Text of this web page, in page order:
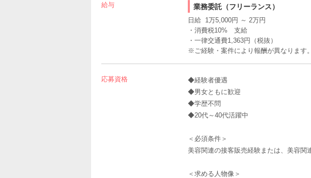
給与 業務委託（フリーランス）
日給 1万5,000円 ～ 2万円
・消費税10% 支給
・一律交通費1,363円（税抜）
※ご経験・案件により報酬が異なります。
応募資格
◆経験者優遇
◆男女ともに歓迎
◆学歴不問
◆20代～40代活躍中
＜必須条件＞
美容関連の接客販売経験または、美容
＜求める人物像＞